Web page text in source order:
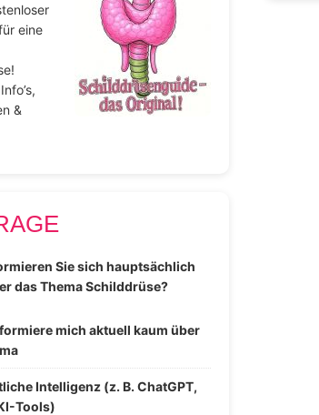
eine
&
Sie sich hauptsächlich
das Thema Schilddrüse?
mich aktuell kaum über
Intelligenz (z. B. ChatGPT,
Tools)